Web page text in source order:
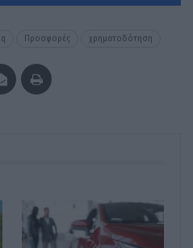
Προσφορές χρηματοδότηση